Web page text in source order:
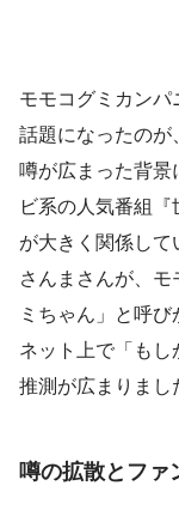
モモコグミカンパ
話題になったのが
噂が広まった背景
ビ系の人気番組
が大きく関係して
さんまさんが、
ミちゃん」と呼
ネット上で「もし
推測が広まりまし
噂の拡散とファ